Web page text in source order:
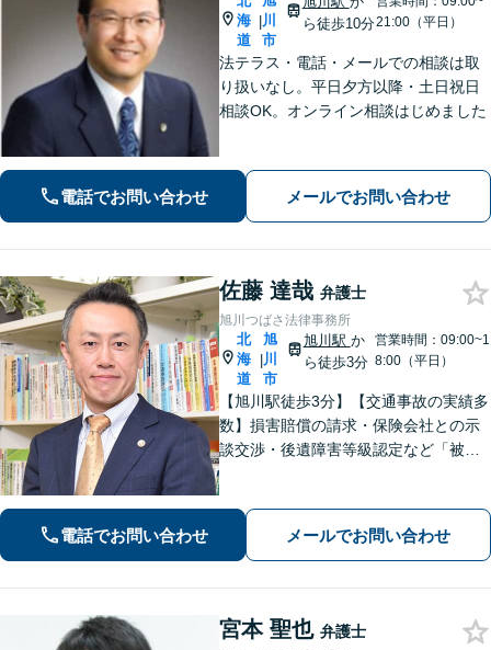
海
道
|川
市
ら徒歩10分21:00（平日）
法テラス・電話・メールでの相談は取
り扱いなし。平日夕方以降・土日祝日
相談OK。オンライン相談はじめました
電話でお問い合わせ メールでお問い合わせ
佐藤 達哉 弁護士
旭川つばさ法律事務所
北
海
道
|
旭
川
市
旭川駅 か
ら徒歩3分
営業時間：09:00~1
8:00（平日）
【旭川駅徒歩3分】【交通事故の実績多
数】損害賠償の請求・保険会社との示
談交渉・後遺障害等級認定など「被害
ど、事故に遭われたらまずご相談を
【初回相談無料】【ビデオ面談可】
電話でお問い合わせ メールでお問い合わせ
宮本 聖也 弁護士